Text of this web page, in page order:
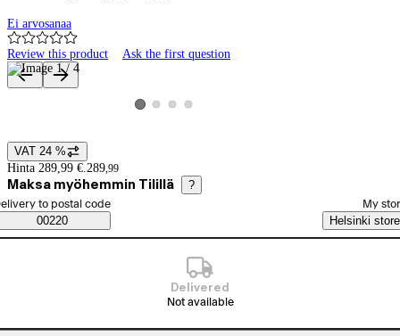
Ei arvosanaa
Review this product Ask the first question
Product images and videos
View product image 1
View product image 2
View product image 3
View product image 4
Price details
VAT 24 %
Hinta 289,99 €. 289,99
Maksa myöhemmin Tilillä ?
Saatavuustiedot
order method
to postal code
00220
My
Helsinki store
Delivered
Not available